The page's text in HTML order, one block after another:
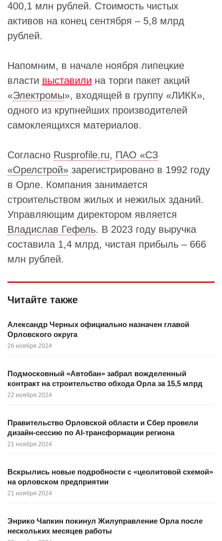
400,1 млн рублей. Стоимость чистых
активов на конец сентября – 5,8 млрд
рублей.
Напомним, в начале ноября липецкие
власти выставили на торги пакет акций
«Электромы», входящей в группу «ЛИКК»,
одного из крупнейших производителей
самоклеящихся материалов.
Согласно Rusprofile.ru, ПАО «СЗ
«Орелстрой» зарегистрировано в 1992 году
в Орле. Компания занимается
строительством жилых и нежилых зданий.
Управляющим директором является
Владислав Гефель. В 2023 году выручка
составила 1,4 млрд, чистая прибыль – 666
млн рублей.
Читайте также
Александр Черных официально назначен главой
Орловского округа
26 ноября 2024
Подмосковный «Автобан» забрал вожделенный
контракт на строительство обхода Орла за 15,5 млрд
22 ноября 2024
Правительство Орловской области и Сбер провели
дизайн-сессию по AI-трансформации региона
21 ноября 2024
Вскрылись новые подробности с «цеолитовой схемой»
на орловском предприятии
21 ноября 2024
Энрико Чапкин покинул Жилуправление Орла после
нескольких месяцев работы